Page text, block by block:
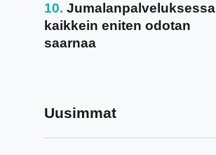
Jumalanpalveluksessa
kaikkein eniten odotan
saarnaa
Uusimmat